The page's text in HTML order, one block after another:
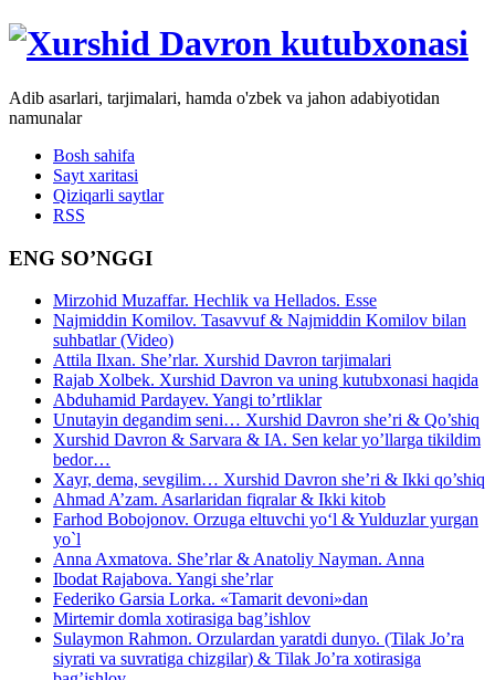
Adib asarlari, tarjimalari, hamda o'zbek va jahon adabiyotidan
namunalar
Bosh sahifa
Sayt xaritasi
Qiziqarli saytlar
RSS
ENG SO’NGGI
Mirzohid Muzaffar. Hechlik va Hellados. Esse
Najmiddin Komilov. Tasavvuf & Najmiddin Komilov bilan
suhbatlar (Video)
Attila Ilxan. She’rlar. Xurshid Davron tarjimalari
Rajab Xolbek. Xurshid Davron va uning kutubxonasi haqida
Abduhamid Pardayev. Yangi to’rtliklar
Unutayin degandim seni… Xurshid Davron she’ri & Qo’shiq
Xurshid Davron & Sarvara & IA. Sen kelar yo’llarga tikildim
bedor…
Xayr, dema, sevgilim… Xurshid Davron she’ri & Ikki qo’shiq
Ahmad A’zam. Asarlaridan fiqralar & Ikki kitob
Farhod Bobojonov. Orzuga eltuvchi yo‘l & Yulduzlar yurgan
yo`l
Anna Axmatova. She’rlar & Anatoliy Nayman. Anna
Ibodat Rajabova. Yangi she’rlar
Federiko Garsia Lorka. «Tamarit devoni»dan
Mirtemir domla xotirasiga bag’ishlov
Sulaymon Rahmon. Orzulardan yaratdi dunyo. (Tilak Jo’ra
siyrati va suvratiga chizgilar) & Tilak Jo’ra xotirasiga